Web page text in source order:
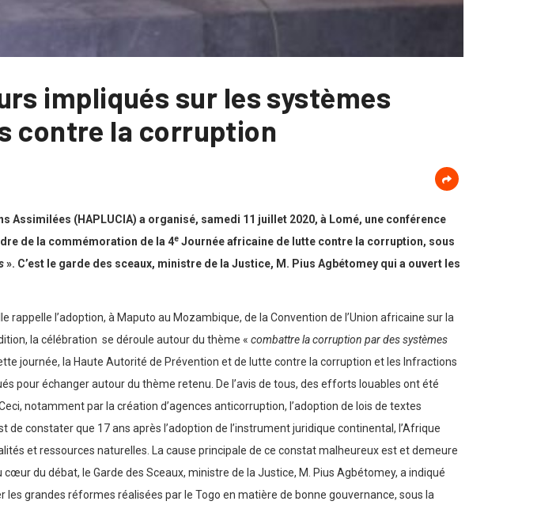
impliqués sur les systèmes
contre la corruption
(HAPLUCIA) a organisé, samedi 11 juillet 2020, à Lomé, une conférence
de la commémoration de la 4e Journée africaine de lutte contre la corruption, sous
». C’est le garde des sceaux, ministre de la Justice, M. Pius Agbétomey qui a ouvert les
l’adoption, à Maputo au Mozambique, de la Convention de l’Union africaine sur la
la célébration se déroule autour du thème « combattre la corruption par des systèmes
journée, la Haute Autorité de Prévention et de lutte contre la corruption et les Infractions
pour échanger autour du thème retenu. De l’avis de tous, des efforts louables ont été
notamment par la création d’agences anticorruption, l’adoption de lois de textes
constater que 17 ans après l’adoption de l’instrument juridique continental, l’Afrique
et ressources naturelles. La cause principale de ce constat malheureux est et demeure
du débat, le Garde des Sceaux, ministre de la Justice, M. Pius Agbétomey, a indiqué
grandes réformes réalisées par le Togo en matière de bonne gouvernance, sous la